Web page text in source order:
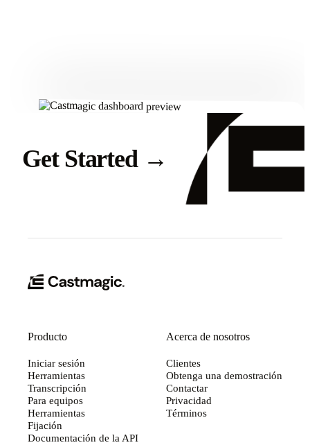
Get Started →
Producto
Iniciar sesión
Herramientas
Transcripción
Para equipos
Herramientas
Fijación
Documentación de la API
Acerca de nosotros
Clientes
Obtenga una demostración
Contactar
Privacidad
Términos